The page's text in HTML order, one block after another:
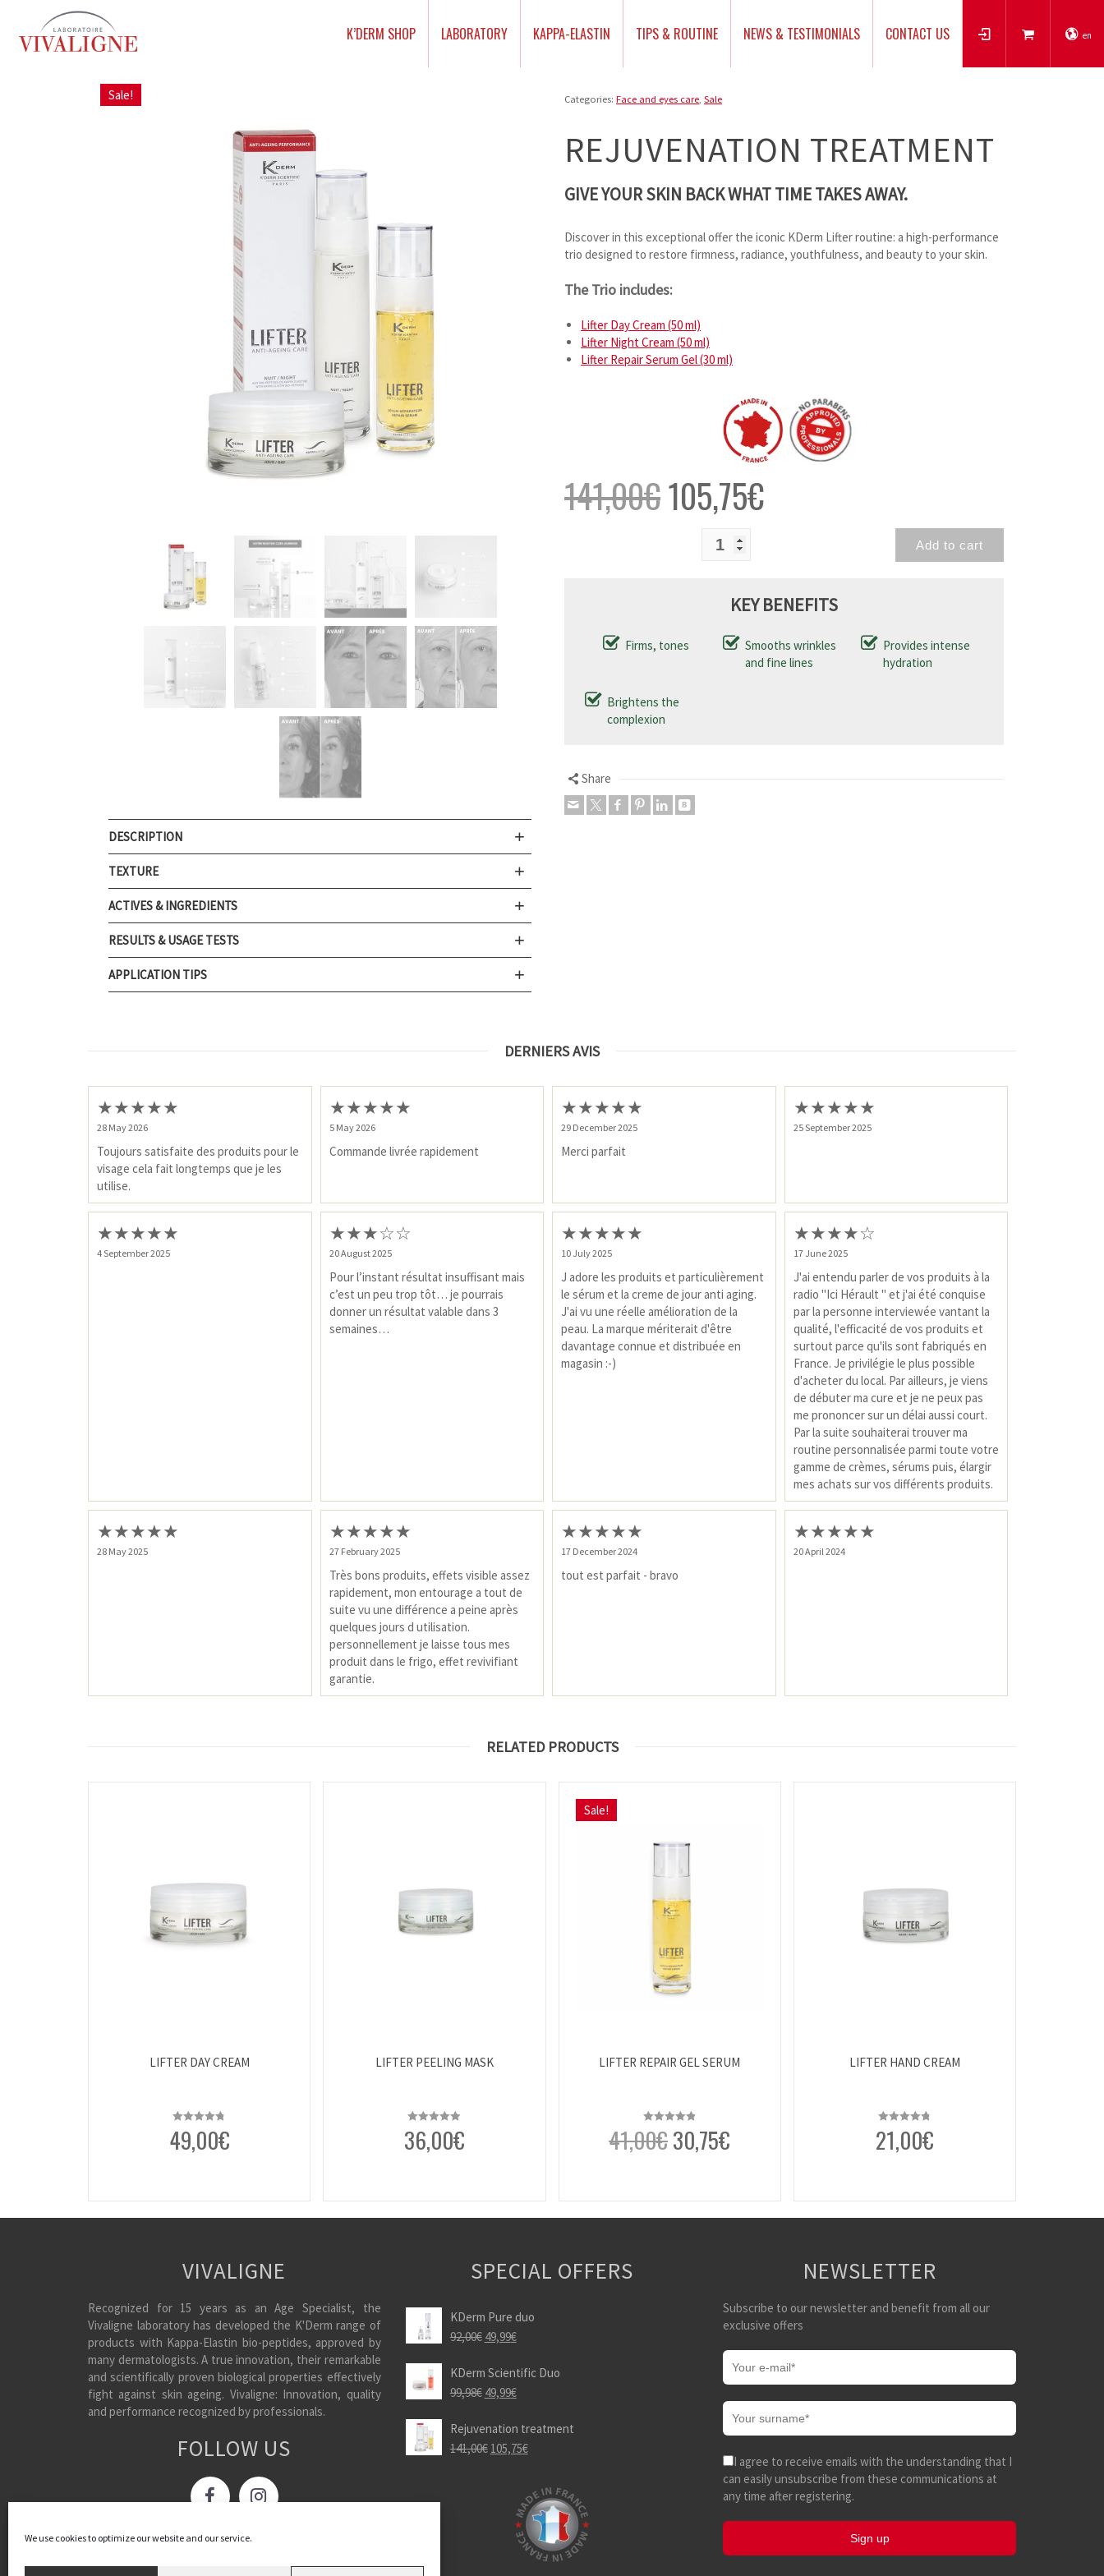
We use cookies to optimize our website and our service.
K’DERM SHOP LABORATORY KAPPA-ELASTIN TIPS & ROUTINE NEWS & TESTIMONIALS CONTACT US en
Sale!
DESCRIPTION
TEXTURE
ACTIVES & INGREDIENTS
RESULTS & USAGE TESTS
APPLICATION TIPS
Categories: Face and eyes care, Sale
REJUVENATION TREATMENT
GIVE YOUR SKIN BACK WHAT TIME TAKES AWAY.
Discover in this exceptional offer the iconic KDerm Lifter routine: a high-performance
trio designed to restore firmness, radiance, youthfulness, and beauty to your skin.
The Trio includes:
Lifter Day Cream (50 ml)
Lifter Night Cream (50 ml)
Lifter Repair Serum Gel (30 ml)
141,00€105,75€
Add to cart
KEY BENEFITS
Firms, tones
Smooths wrinkles
and fine lines
Provides intense
hydration
Brightens the
complexion
Share
DERNIERS AVIS
★★★★★
28 May 2026
Toujours satisfaite des produits pour le
visage cela fait longtemps que je les
utilise.
★★★★★
5 May 2026
Commande livrée rapidement
★★★★★
29 December 2025
Merci parfait
★★★★★
25 September 2025
★★★★★
4 September 2025
★★★☆☆
20 August 2025
Pour l’instant résultat insuffisant mais
c’est un peu trop tôt… je pourrais
donner un résultat valable dans 3
semaines…
★★★★★
10 July 2025
J adore les produits et particulièrement
le sérum et la creme de jour anti aging.
J'ai vu une réelle amélioration de la
peau. La marque mériterait d'être
davantage connue et distribuée en
magasin :-)
★★★★☆
17 June 2025
J'ai entendu parler de vos produits à la
radio "Ici Hérault " et j'ai été conquise
par la personne interviewée vantant la
qualité, l'efficacité de vos produits et
surtout parce qu'ils sont fabriqués en
France. Je privilégie le plus possible
d'acheter du local. Par ailleurs, je viens
de débuter ma cure et je ne peux pas
me prononcer sur un délai aussi court.
Par la suite souhaiterai trouver ma
routine personnalisée parmi toute votre
gamme de crèmes, sérums puis, élargir
mes achats sur vos différents produits.
★★★★★
28 May 2025
★★★★★
27 February 2025
Très bons produits, effets visible assez
rapidement, mon entourage a tout de
suite vu une différence a peine après
quelques jours d utilisation.
personnellement je laisse tous mes
produit dans le frigo, effet revivifiant
garantie.
★★★★★
17 December 2024
tout est parfait - bravo
★★★★★
20 April 2024
RELATED PRODUCTS
LIFTER DAY CREAM
Rated4.80
out of 5
49,00€
LIFTER PEELING MASK
Rated4.93
out of 5
36,00€
Sale!
LIFTER REPAIR GEL SERUM
Rated
4.85
out of 5
41,00€30,75€
LIFTER HAND CREAM
Rated4.76
21,00€
VIVALIGNE
Recognized for 15 years as an Age Specialist, the
Vivaligne laboratory has developed the K'Derm range of
products with Kappa-Elastin bio-peptides, approved by
many dermatologists. A true innovation, their remarkable
and scientifically proven biological properties effectively
fight against skin ageing. Vivaligne: Innovation, quality
and performance recognized by professionals.
FOLLOW US
SPECIAL OFFERS
KDerm Pure duo
92,00€ 49,99€
KDerm Scientific Duo
99,98€ 49,99€
Rejuvenation treatment
141,00€ 105,75€
NEWSLETTER
Subscribe to our newsletter and benefit from all our
exclusive offers
I agree to receive emails with the understanding that I
can easily unsubscribe from these communications at
any time after registering.